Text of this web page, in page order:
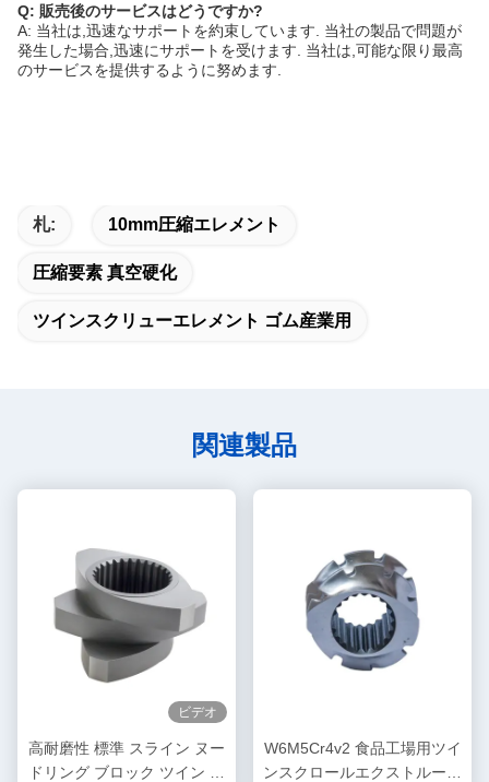
Q: 販売後のサービスはどうですか?
A: 当社は,迅速なサポートを約束しています. 当社の製品で問題が
発生した場合,迅速にサポートを受けます. 当社は,可能な限り最高
のサービスを提供するように努めます.
札: 10mm圧縮エレメント
圧縮要素 真空硬化
ツインスクリューエレメント ゴム産業用
関連製品
ビデオ
高耐磨性 標準 スライン ヌー
ドリング ブロック ツイン ス
W6M5Cr4v2 食品工場用ツイ
ンスクロールエクストルーダ